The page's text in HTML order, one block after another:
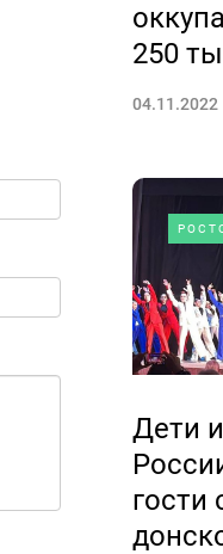
250
04.11.2022
Дети
гости